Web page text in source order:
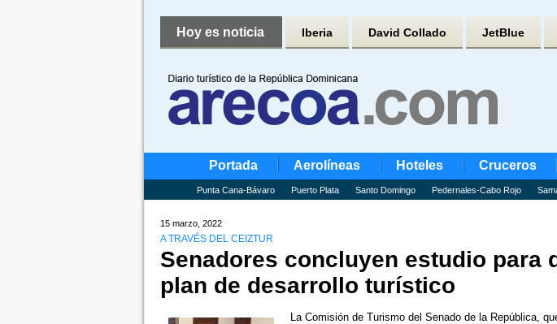
Hoy es noticia Iberia David Collado JetBlue
Portada Aerolíneas Hoteles Cruceros
Punta Cana-Bávaro Puerto Plata Santo Domingo Pedernales-Cabo Rojo
15 marzo, 2022
A TRAVÉS DEL CEIZTUR
Senadores concluyen estudio para
plan de desarrollo turístico
La Comisión de Turismo del Senado de la República,